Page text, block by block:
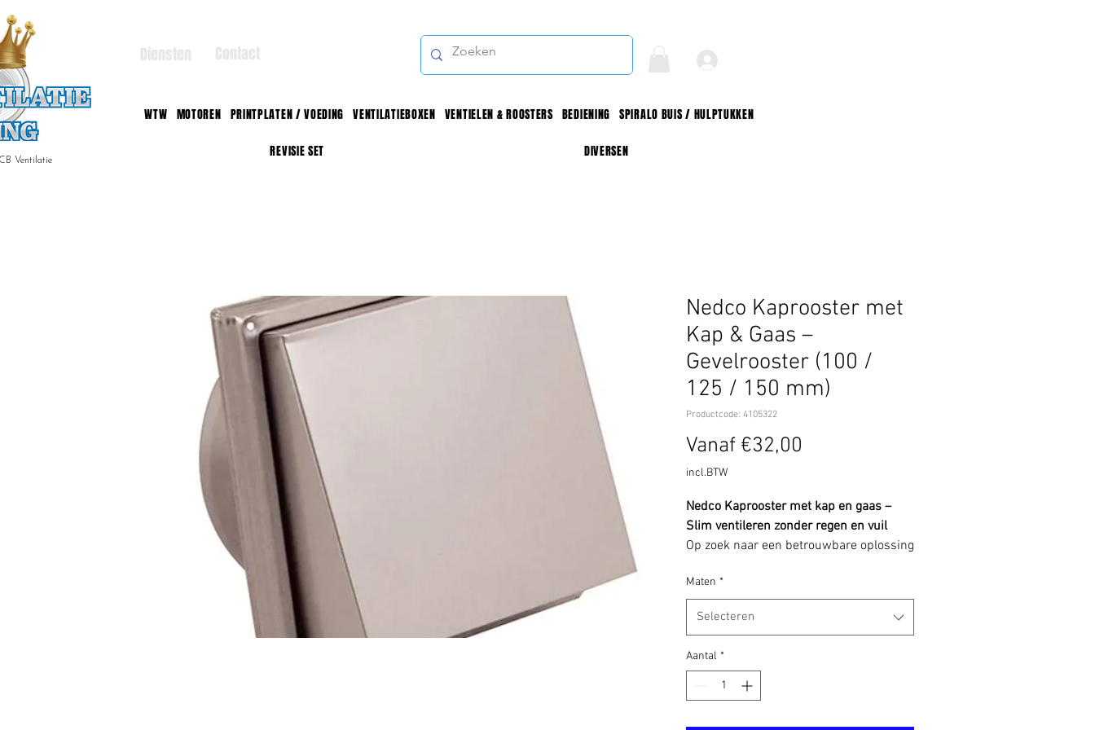
Diensten Contact
WTW MOTOREN PRINTPLATEN / VOEDING VENTILATIEBOXEN VENTIELEN & ROOSTERS BEDIENING SPIRALO BUIS / HULPTUKKEN
REVISIE SET DIVERSEN
Ventilatie
Nedco Kaprooster met
Kap & Gaas –
Gevelrooster (100 /
125 / 150 mm)
Productcode: 4105322
Vanaf €32,00
incl.BTW
Nedco Kaprooster met kap en gaas –
Slim ventileren zonder regen en vuil
Op zoek naar een betrouwbare oplossing
Nedco kaprooster met schuine kap en
geïntegreerd gaas zorgt voor een
optimale luchtstroom, terwijl regen, vuil
Ideaal voor ventilatie in woningen en
renovatieprojecten.
Maten *
Selecteren
Aantal *